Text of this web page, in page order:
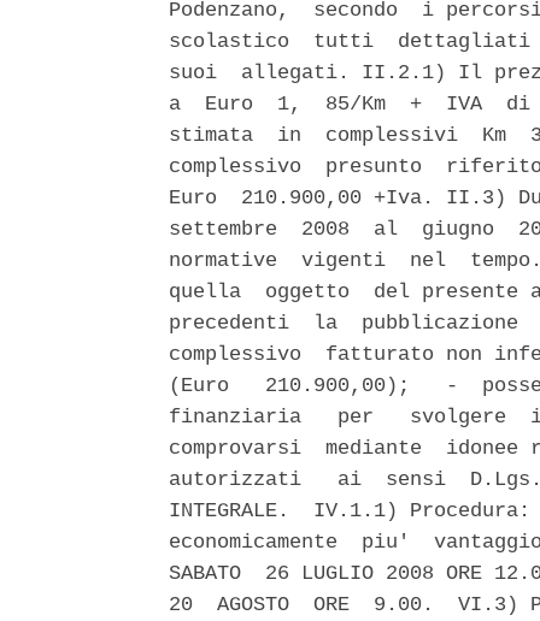
Podenzano,  secondo  i
scolastico  tutti  dettagliati
suoi  allegati. II.2.1) Il
a  Euro  1,  85/Km  +  IVA
stimata  in  complessivi  Km
complessivo  presunto
Euro  210.900,00 +Iva. II.3)
settembre  2008  al  giugno
normative  vigenti  nel
quella  oggetto  del
precedenti  la
complessivo  fatturato non
(Euro   210.900,00);   -
finanziaria   per   svolgere
comprovarsi  mediante
autorizzati   ai  sensi  D.Lgs.
INTEGRALE.  IV.1.1)
economicamente  piu'
SABATO  26 LUGLIO 2008 ORE
20  AGOSTO  ORE  9.00.  VI.3)